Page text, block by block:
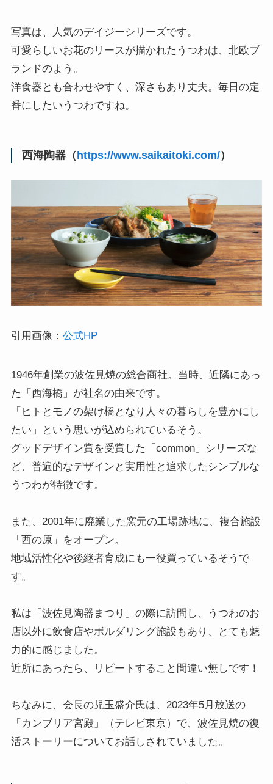
写真は、人気のデイジーシリーズです。
可愛らしいお花のリースが描かれたうつわは、北欧ブ
ランドのよう。
洋食器とも合わせやすく、深さもあり丈夫。毎日の定
番にしたいうつわですね。
西海陶器（ https://www.saikaitoki.com/）
引用画像： 公式HP
1946年創業の波佐見焼の総合商社。当時、近隣にあっ
た「西海橋」が社名の由来です。
「ヒトとモノの架け橋となり人々の暮らしを豊かにし
たい」という思いが込められているそう。
グッドデザイン賞を受賞した「common」シリーズな
ど、普遍的なデザインと実用性と追求したシンプルな
うつわが特徴です。
また、2001年に廃業した窯元の工場跡地に、複合施設
「西の原」をオープン。
地域活性化や後継者育成にも一役買っているそうで
す。
私は「波佐見陶器まつり」の際に訪問し、うつわのお
店以外に飲食店やボルダリング施設もあり、とても魅
力的に感じました。
近所にあったら、リピートすること間違い無しです！
ちなみに、会長の児玉盛介氏は、2023年5月放送の
「カンブリア宮殿」（テレビ東京）で、波佐見焼の復
活ストーリーについてお話しされていました。